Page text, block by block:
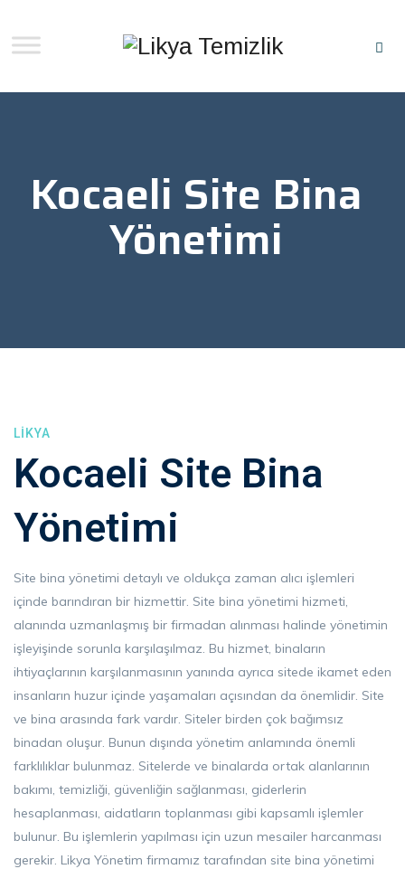
Kocaeli Site Bina
Yönetimi
LIKYA
Kocaeli Site Bina
Yönetimi
Site bina yönetimi detaylı ve oldukça zaman alıcı işlemleri
içinde barındıran bir hizmettir. Site bina yönetimi hizmeti,
alanında uzmanlaşmış bir firmadan alınması halinde yönetimin
işleyişinde sorunla karşılaşılmaz. Bu hizmet, binaların
ihtiyaçlarının karşılanmasının yanında ayrıca sitede ikamet eden
insanların huzur içinde yaşamaları açısından da önemlidir. Site
ve bina arasında fark vardır. Siteler birden çok bağımsız
binadan oluşur. Bunun dışında yönetim anlamında önemli
farklılıklar bulunmaz. Sitelerde ve binalarda ortak alanlarının
bakımı, temizliği, güvenliğin sağlanması, giderlerin
hesaplanması, aidatların toplanması gibi kapsamlı işlemler
bulunur. Bu işlemlerin yapılması için uzun mesailer harcanması
gerekir. Likya Yönetim firmamız tarafından site bina yönetimi